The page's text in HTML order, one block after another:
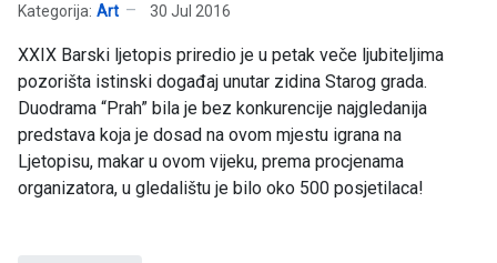
Kategorija: Art 30 Jul 2016
XXIX Barski ljetopis priredio je u petak veče ljubiteljima
pozorišta istinski događaj unutar zidina Starog grada.
Duodrama “Prah” bila je bez konkurencije najgledanija
predstava koja je dosad na ovom mjestu igrana na
Ljetopisu, makar u ovom vijeku, prema procjenama
organizatora, u gledalištu je bilo oko 500 posjetilaca!